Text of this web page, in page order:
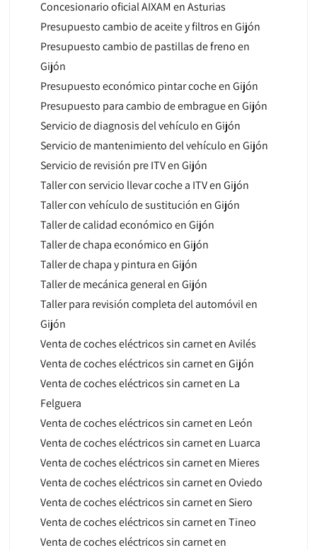
Concesionario oficial AIXAM en Asturias
Presupuesto cambio de aceite y filtros en Gijón
Presupuesto cambio de pastillas de freno en
Gijón
Presupuesto económico pintar coche en Gijón
Presupuesto para cambio de embrague en Gijón
Servicio de diagnosis del vehículo en Gijón
Servicio de mantenimiento del vehículo en Gijón
Servicio de revisión pre ITV en Gijón
Taller con servicio llevar coche a ITV en Gijón
Taller con vehículo de sustitución en Gijón
Taller de calidad económico en Gijón
Taller de chapa económico en Gijón
Taller de chapa y pintura en Gijón
Taller de mecánica general en Gijón
Taller para revisión completa del automóvil en
Gijón
Venta de coches eléctricos sin carnet en Avilés
Venta de coches eléctricos sin carnet en Gijón
Venta de coches eléctricos sin carnet en La
Felguera
Venta de coches eléctricos sin carnet en León
Venta de coches eléctricos sin carnet en Luarca
Venta de coches eléctricos sin carnet en Mieres
Venta de coches eléctricos sin carnet en Oviedo
Venta de coches eléctricos sin carnet en Siero
Venta de coches eléctricos sin carnet en Tineo
Venta de coches eléctricos sin carnet en